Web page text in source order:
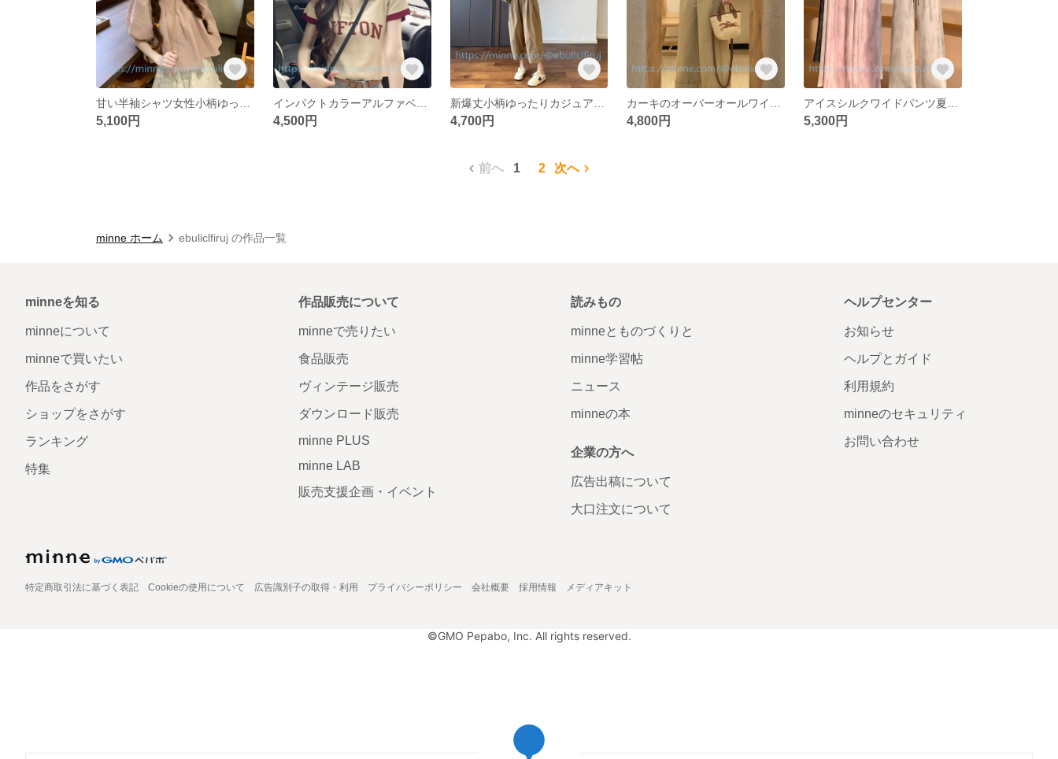
5,100円
インパクトカラーアルファベットポロネックニット半袖Tシャツレディース夏レトロショート丈正肩トップスTシャツ
4,500円 4,700円 4,800円 5,300円
前へ 1 2 次へ
minne ホーム ebuliclfiruj の作品一覧
minneを知る
minneについて
minneで買いたい
作品をさがす
ショップをさがす
ランキング
特集
作品販売について
minneで売りたい
食品販売
ヴィンテージ販売
ダウンロード販売
minne PLUS
minne LAB
販売支援企画・イベント
読みもの
minneとものづくりと
minne学習帖
ニュース
minneの本
企業の方へ
広告出稿について
大口注文について
ヘルプセンター
お知らせ
ヘルプとガイド
利用規約
minneのセキュリティ
お問い合わせ
特定商取引法に基づく表記 Cookieの使用について 広告識別子の取得・利用 プライバシーポリシー 会社概要 採用情報 メディアキット
©GMO Pepabo, Inc. All rights reserved.